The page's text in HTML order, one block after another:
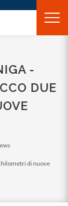
-
DUE
di nuove